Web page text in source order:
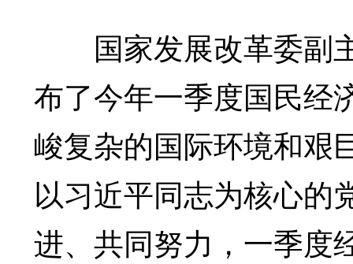
国家发展改革委副
布了今年一季度国民经
峻复杂的国际环境和艰
以习近平同志为核心的
进、共同努力，一季度